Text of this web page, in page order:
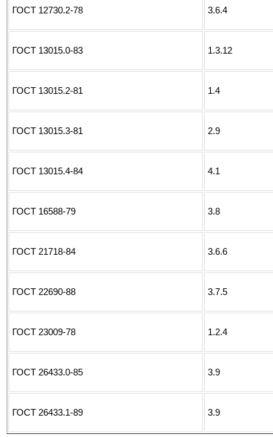
ГОСТ 12730.2-78 3.6.4
ГОСТ 13015.0-83 1.3.12
ГОСТ 13015.2-81 1.4
ГОСТ 13015.3-81 2.9
ГОСТ 13015.4-84 4.1
ГОСТ 16588-79 3.8
ГОСТ 21718-84 3.6.6
ГОСТ 22690-88 3.7.5
ГОСТ 23009-78 1.2.4
ГОСТ 26433.0-85 3.9
ГОСТ 26433.1-89 3.9